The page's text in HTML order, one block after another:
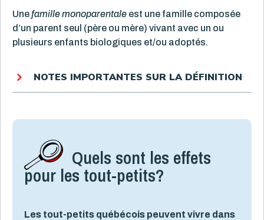
Une famille monoparentale est une famille composée
d’un parent seul (père ou mère) vivant avec un ou
plusieurs enfants biologiques et/ou adoptés.
NOTES IMPORTANTES SUR LA DÉFINITION
Quels sont les effets
pour les tout-petits?
Les tout-petits québécois peuvent vivre dans